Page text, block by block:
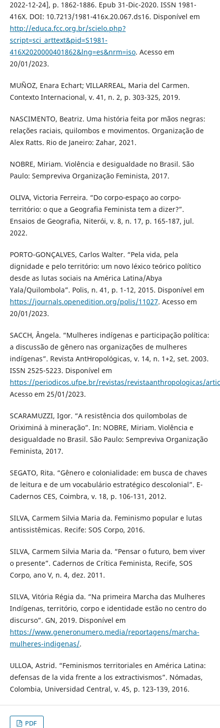
2022-12-24], p. 1862-1886. Epub 31-Dic-2020. ISSN 1981-
416X. DOI: 10.7213/1981-416x.20.067.ds16. Disponível em
http://educa.fcc.org.br/scielo.php?
script=sci_arttext&pid=S1981-
416X2020000401862&lng=es&nrm=iso. Acesso em
20/01/2023.
MUÑOZ, Enara Echart; VILLARREAL, Maria del Carmen.
Contexto Internacional, v. 41, n. 2, p. 303-325, 2019.
NASCIMENTO, Beatriz. Uma história feita por mãos negras:
relações raciais, quilombos e movimentos. Organização de
Alex Ratts. Rio de Janeiro: Zahar, 2021.
NOBRE, Miriam. Violência e desigualdade no Brasil. São
Paulo: Sempreviva Organização Feminista, 2017.
OLIVA, Victoria Ferreira. “Do corpo-espaço ao corpo-
território: o que a Geografia Feminista tem a dizer?”.
Ensaios de Geografia, Niterói, v. 8, n. 17, p. 165-187, jul.
2022.
PORTO-GONÇALVES, Carlos Walter. “Pela vida, pela
dignidade e pelo território: um novo léxico teórico político
desde as lutas sociais na América Latina/Abya
Yala/Quilombola”. Polis, n. 41, p. 1-12, 2015. Disponível em
https://journals.openedition.org/polis/11027. Acesso em
20/01/2023.
SACCH, Ângela. “Mulheres indígenas e participação política:
a discussão de gênero nas organizações de mulheres
indígenas”. Revista AntHropológicas, v. 14, n. 1+2, set. 2003.
ISSN 2525-5223. Disponível em
https://periodicos.ufpe.br/revistas/revistaanthropologicas/
Acesso em 25/01/2023.
SCARAMUZZI, Igor. “A resistência dos quilombolas de
Oriximiná à mineração”. In: NOBRE, Miriam. Violência e
desigualdade no Brasil. São Paulo: Sempreviva Organização
Feminista, 2017.
SEGATO, Rita. “Gênero e colonialidade: em busca de chaves
de leitura e de um vocabulário estratégico descolonial”. E-
Cadernos CES, Coimbra, v. 18, p. 106-131, 2012.
SILVA, Carmem Silvia Maria da. Feminismo popular e lutas
antissistêmicas. Recife: SOS Corpo, 2016.
SILVA, Carmem Silvia Maria da. “Pensar o futuro, bem viver
o presente”. Cadernos de Crítica Feminista, Recife, SOS
Corpo, ano V, n. 4, dez. 2011.
SILVA, Vitória Régia da. “Na primeira Marcha das Mulheres
Indígenas, território, corpo e identidade estão no centro do
discurso”. GN, 2019. Disponível em
https://www.generonumero.media/reportagens/marcha-
mulheres-indigenas/.
ULLOA, Astrid. “Feminismos territoriales en América Latina:
defensas de la vida frente a los extractivismos”. Nómadas,
Colombia, Universidad Central, v. 45, p. 123-139, 2016.
PDF